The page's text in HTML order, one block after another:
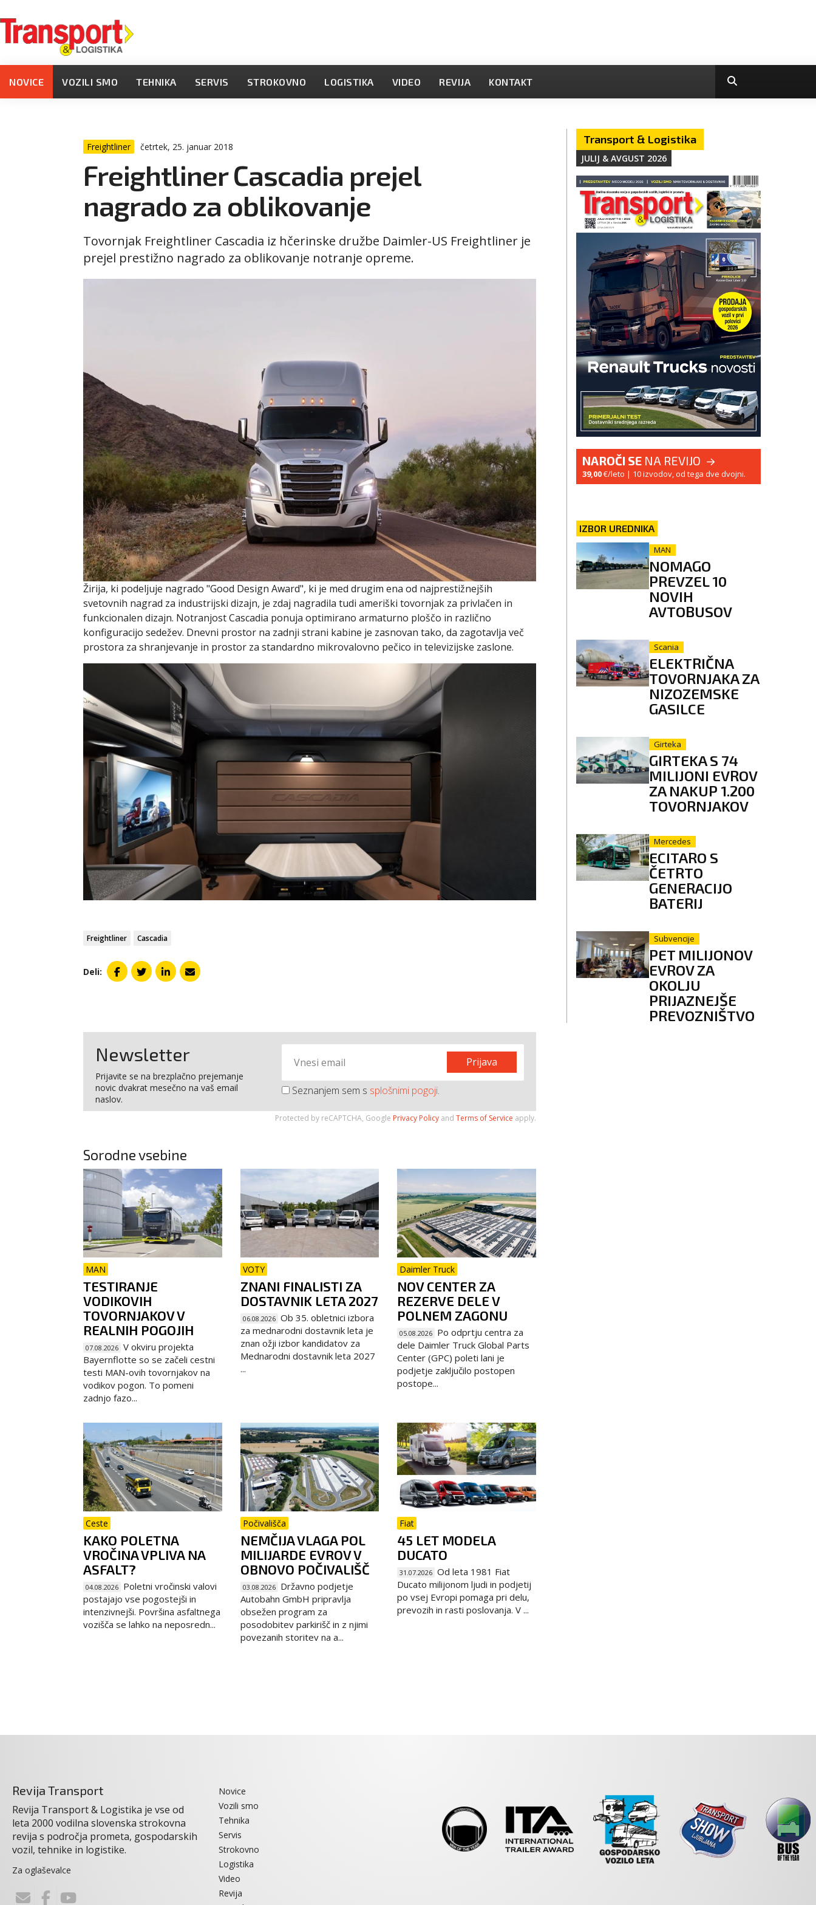
NOVICE VOZILI SMO TEHNIKA SERVIS STROKOVNO LOGISTIKA VIDEO REVIJA KONTAKT
Freightliner četrtek, 25. januar 2018
Freightliner Cascadia prejel
nagrado za oblikovanje
Tovornjak Freightliner Cascadia iz hčerinske družbe Daimler-US Freightliner je
prejel prestižno nagrado za oblikovanje notranje opreme.
Žirija, ki podeljuje nagrado "Good Design Award", ki je med drugim ena od najprestižnejših
svetovnih nagrad za industrijski dizajn, je zdaj nagradila tudi ameriški tovornjak za privlačen in
funkcionalen dizajn. Notranjost Cascadia ponuja optimirano armaturno ploščo in različno
konfiguracijo sedežev. Dnevni prostor na zadnji strani kabine je zasnovan tako, da zagotavlja več
prostora za shranjevanje in prostor za standardno mikrovalovno pečico in televizijske zaslone.
Freightliner Cascadia
Deli:
Newsletter
Prijavite se na brezplačno prejemanje
novic dvakrat mesečno na vaš email
naslov.
Prijava
Seznanjem sem s splošnimi pogoji.
Protected by reCAPTCHA, Google Privacy Policy andTerms of Service apply.
Sorodne vsebine
MAN
TESTIRANJE
VODIKOVIH
TOVORNJAKOV V
REALNIH POGOJIH
07.08.2026 V okviru projekta
Bayernflotte so se začeli cestni
testi MAN-ovih tovornjakov na
vodikov pogon. To pomeni
zadnjo fazo...
VOTY
ZNANI FINALISTI ZA
DOSTAVNIK LETA 2027
06.08.2026 Ob 35. obletnici izbora
za mednarodni dostavnik leta je
znan ožji izbor kandidatov za
Mednarodni dostavnik leta 2027
...
Daimler Truck
NOV CENTER ZA
REZERVE DELE V
POLNEM ZAGONU
05.08.2026 Po odprtju centra za
dele Daimler Truck Global Parts
Center (GPC) poleti lani je
podjetje zaključilo postopen
postope...
Ceste
KAKO POLETNA
VROČINA VPLIVA NA
ASFALT?
04.08.2026
Poletni vročinski valovi
postajajo vse pogostejši in
intenzivnejši. Površina asfaltnega
vozišča se lahko na neposredn...
Počivališča
NEMČIJA VLAGA POL
MILIJARDE EVROV V
OBNOVO POČIVALIŠČ
03.08.2026
Državno podjetje
Autobahn GmbH pripravlja
obsežen program za
posodobitev parkirišč in z njimi
povezanih storitev na a...
Fiat
45 LET MODELA
DUCATO
31.07.2026 Od leta 1981 Fiat
Ducato milijonom ljudi in podjetij
po vsej Evropi pomaga pri delu,
prevozih in rasti poslovanja. V ...
Transport & Logistika
JULIJ & AVGUST 2026
NAROČI SE NA REVIJO
39,00€/leto | 10 izvodov, od tega dve dvojni.
IZBOR UREDNIKA
MAN
NOMAGO
PREVZEL 10
NOVIH
AVTOBUSOV
Scania
ELEKTRIČNA
TOVORNJAKA ZA
NIZOZEMSKE
GASILCE
Girteka
GIRTEKA S 74
MILIJONI EVROV
ZA NAKUP 1.200
TOVORNJAKOV
Mercedes
ECITARO S
ČETRTO
GENERACIJO
BATERIJ
Subvencije
PET MILIJONOV
EVROV ZA
OKOLJU
PRIJAZNEJŠE
PREVOZNIŠTVO
Revija Transport
Revija Transport & Logistika je vse od
leta 2000 vodilna slovenska strokovna
revija s področja prometa, gospodarskih
vozil, tehnike in logistike.
Za oglaševalce
Novice
Vozili smo
Tehnika
Servis
Strokovno
Logistika
Video
Revija